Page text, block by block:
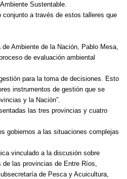
Sustentable.
a través de estos talleres que
Ambiente de la Nación, Pablo Mesa,
de evaluación ambiental
para la toma de decisiones. Esto
instrumentos de gestión que se
y la Nación”.
las tres provincias y cuatro
gobiernos a las situaciones complejas
vinculado a la discusión sobre
las provincias de Entre Ríos,
de Pesca y Acuicultura,